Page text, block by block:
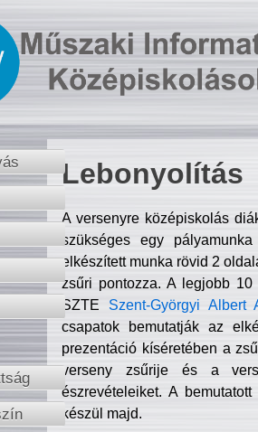
Lebonyolítás
A versenyre középiskolás
szükséges egy
elkészített munka rövid 2
zsűri pontozza. A legjobb
SZTE Szent-Györgyi Albert
csapatok bemutatják az
prezentáció kíséretében a
verseny zsűrije és a
észrevételeiket. A
készül majd.